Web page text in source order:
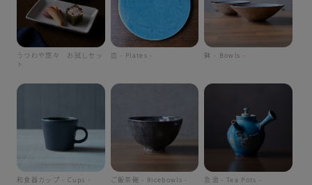
うつわや悠々 お試しセッ
ト
皿 - Plates - 鉢 - Bowls -
和食器カップ - Cups - ご飯茶碗 - Ricebowls - 急須 - Tea Pots -